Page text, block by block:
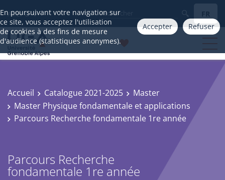
En poursuivant votre navigation sur
ce site, vous acceptez l'utilisation
de cookies à des fins de mesure
d'audience (statistiques anonymes).
Accepter Refuser
Aller à FR
Accueil Catalogue 2021-2025
Master
Master Physique fondamentale et applications
Parcours Recherche fondamentale 1re année
Parcours Recherche
fondamentale 1re année